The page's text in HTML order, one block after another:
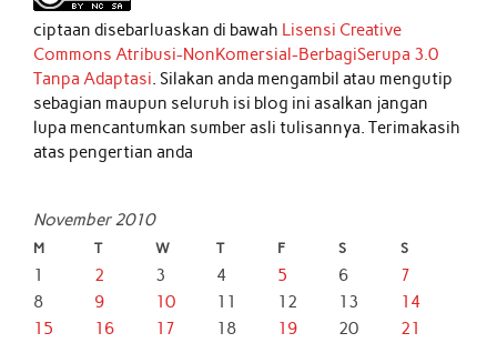
ciptaan disebarluaskan di bawah Lisensi Creative
Commons Atribusi-NonKomersial-BerbagiSerupa 3.0
Tanpa Adaptasi. Silakan anda mengambil atau mengutip
sebagian maupun seluruh isi blog ini asalkan jangan
lupa mencantumkan sumber asli tulisannya. Terimakasih
atas pengertian anda
November 2010
M T W T F S S
1 2 3 4 5 6
7
8
9 10 11 12 13
14
15
16 17 18 19 20
21